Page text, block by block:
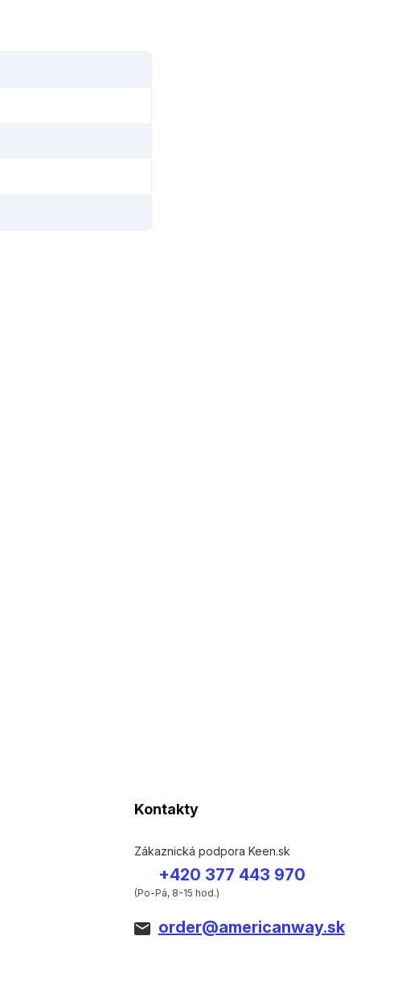
Kontakty
Zákaznická podpora Keen.sk
+420 377 443 970
(Po-Pá, 8-15 hod.)
order@americanway.sk